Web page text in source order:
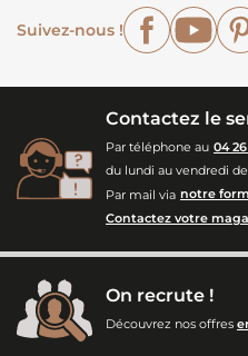
Suivez-nous !
Contactez le
Par téléphone au 04
du lundi au vendredi de
Par mail via notre
Contactez votre
On recrute !
Découvrez nos offres